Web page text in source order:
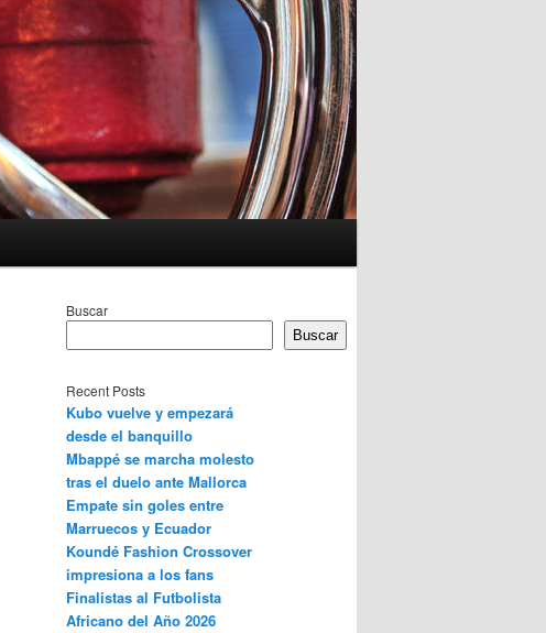
Buscar
Buscar
Recent Posts
Kubo vuelve y empezará
desde el banquillo
Mbappé se marcha molesto
tras el duelo ante Mallorca
Empate sin goles entre
Marruecos y Ecuador
Koundé Fashion Crossover
impresiona a los fans
Finalistas al Futbolista
Africano del Año 2026